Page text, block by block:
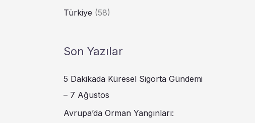
Türkiye (58)
Son Yazılar
5 Dakikada Küresel Sigorta Gündemi
– 7 Ağustos
Avrupa’da Orman Yangınları: